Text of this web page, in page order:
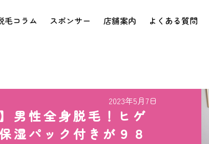
毛コラム スポンサー 店舗案内 よくある質問
2023年5月7日
男性全身脱毛！ヒゲ
湿パック付きが９８